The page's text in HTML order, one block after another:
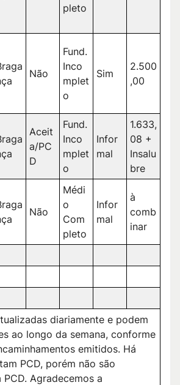
pleto
Não
Fund.
Inco
mplet
o
Sim
2.500
,00
Aceit
a/PC
D
Fund.
Inco
mplet
o
Infor
mal
1.633,
08 +
Insalu
bre
Não
Médi
o
Com
pleto
Infor
mal
à
comb
inar
diariamente e podem
ao longo da semana, conforme
emitidos. Há
PCD, porém não são
Agradecemos a